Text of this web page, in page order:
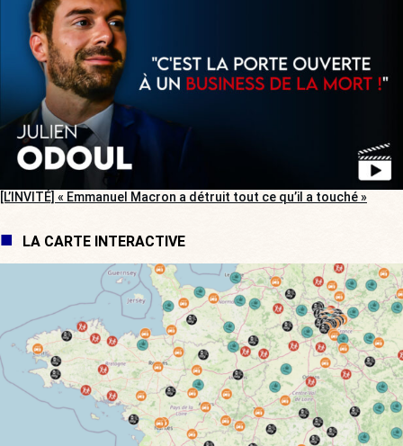
[L’INVITÉ] « Emmanuel Macron a détruit tout ce qu’il a touché »
LA CARTE INTERACTIVE